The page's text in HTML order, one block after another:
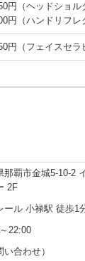
円（ヘッドショル
円（ハンドリフレ
円（フェイスセラ
那覇市金城5-10-2
2F
ール 小禄駅 徒歩1
22:00
い合わせ）